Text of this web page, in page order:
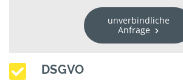
unverbindliche
Anfrage
DSGVO